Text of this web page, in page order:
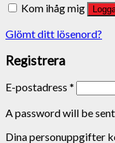
Kom ihåg mig
Glömt ditt lösenord?
Registrera
E-postadress *
A password will be
Dina personuppgifter